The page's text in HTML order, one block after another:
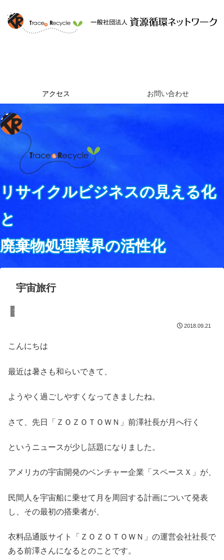
アクセス お問い合わせ
リサイクルビジネスの見える化
と
廃棄物処理業界の活性化
宇宙旅行
ブログ
2018.09.21
こんにちは
最近は暑さも和らいできて、
ようやく過ごしやすくなってきましたね。
さて、先日「ＺＯＺＯＴＯＷＮ」前澤社長が月へ行く
というニュースが少し話題になりました。
アメリカの宇宙開発のベンチャー企業「スペースＸ」が、
民間人を宇宙船に乗せて月を周回する計画について発表
し、その最初の搭乗者が、
衣料品通販サイト「ＺＯＺＯＴＯＷＮ」の運営会社社長で
ある前澤さんになるとのことです。